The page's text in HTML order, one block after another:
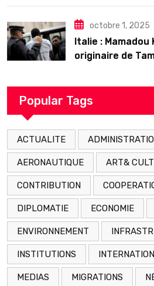
octobre 1, 2025
Italie : Mamadou
originaire de
arrestation
Popular Tags
ACTUALITE
AERONAUTIQUE ART&
CONTRIBUTION
DIPLOMATIE ECONOMIE
ENVIRONNEMENT
INSTITUTIONS
MEDIAS MIGRATIONS